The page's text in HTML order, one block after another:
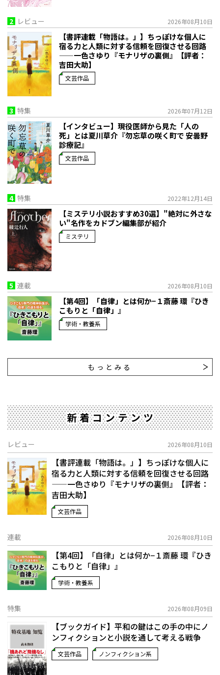
2 レビュー 2026年08月10日
【書評連載「物語は。」】ちっぽけな個人に
宿る力と人類に対する信頼を回復させる回路
——一色さゆり『モナリザの裏側』【評者：
吉田大助】
文芸作品
3 特集 2026年07月12日
【インタビュー】現役医師から見た「人の
死」とは――夏川草介『勿忘草の咲く町で 安曇野
診療記』
文芸作品
4 特集 2022年12月14日
【ミステリ小説おすすめ30選】"絶対に外さな
い"名作をカドブン編集部が紹介
ミステリ
5 連載 2026年08月10日
【第4回】「自律」とは何か−１――斎藤 環『ひき
こもりと「自律」』
学術・教養系
もっとみる
新着コンテンツ
レビュー 2026年08月10日
【書評連載「物語は。」】ちっぽけな個人に
宿る力と人類に対する信頼を回復させる回路
——一色さゆり『モナリザの裏側』【評者：
吉田大助】
文芸作品
連載 2026年08月10日
【第4回】「自律」とは何か−１――斎藤 環『ひき
こもりと「自律」』
学術・教養系
特集 2026年08月09日
【ブックガイド】平和の鍵はこの手の中に――ノ
ンフィクションと小説を通して考える戦争
文芸作品 ノンフィクション系